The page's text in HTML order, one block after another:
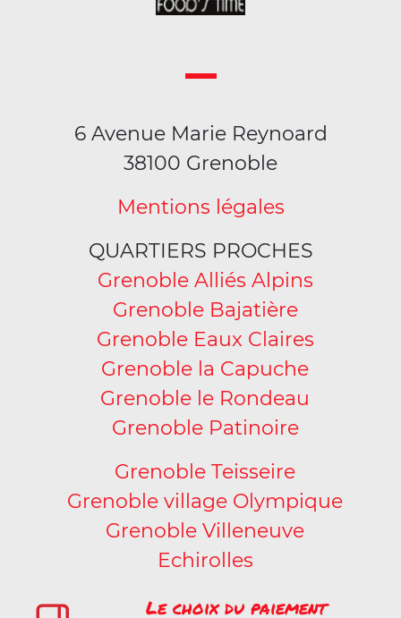
6 Avenue Marie Reynoard
38100 Grenoble
Mentions légales
QUARTIERS PROCHES
Grenoble Alliés Alpins
Grenoble Bajatière
Grenoble Eaux Claires
Grenoble la Capuche
Grenoble le Rondeau
Grenoble Patinoire
Grenoble Teisseire
Grenoble village Olympique
Grenoble Villeneuve
Echirolles
Le choix du paiement